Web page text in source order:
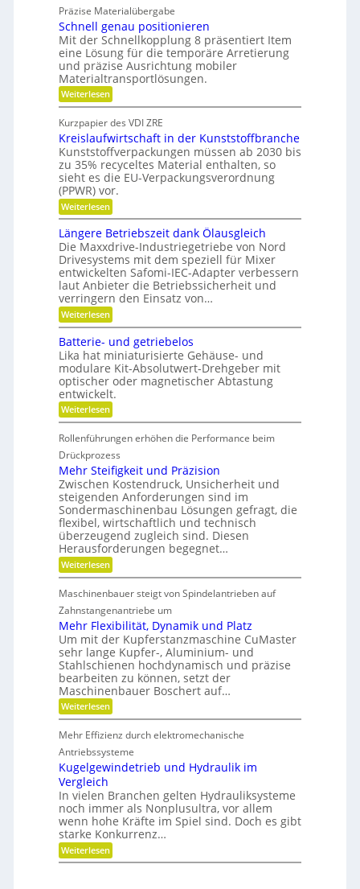
g
e
s
c
h
l
i
f
e
n
s
c
h
e
r
B
e
d
i
e
n
k
n
a
u
f
m
i
t
s
e
c
h
s
F
r
e
h
e
i
s
g
r
a
d
n
r
t
u
n
g
s
f
r
e
e
s
H
y
b
r
i
d
-
K
u
g
e
l
l
a
g
e
r
Präzise Materialübergabe
Schnell genau positionieren
Mit der Schnellkopplung 8 präsentiert Item
eine Lösung für die temporäre Arretierung
und präzise Ausrichtung mobiler
Materialtransportlösungen.
Weiterlesen:
S
h
n
e
l
l
g
e
n
a
u
p
o
s
i
t
i
o
n
i
e
r
e
n
Kurzpapier des VDI ZRE
Kreislaufwirtschaft in der Kunststoffbranche
Kunststoffverpackungen müssen ab 2030 bis
zu 35% recyceltes Material enthalten, so
sieht es die EU-Verpackungsverordnung
(PPWR) vor.
Weiterlesen:
K
r
e
i
s
l
a
u
f
w
i
r
t
s
c
h
a
f
t
n
d
e
r
K
u
n
s
t
s
t
o
f
f
b
r
a
n
c
h
e
Längere Betriebszeit dank Ölausgleich
Die Maxxdrive-Industriegetriebe von Nord
Drivesystems mit dem speziell für Mixer
entwickelten Safomi-IEC-Adapter verbessern
laut Anbieter die Betriebssicherheit und
verringern den Einsatz von…
Weiterlesen:
L
n
g
e
r
e
B
e
t
r
e
b
z
e
i
t
d
a
n
k
l
u
s
g
l
e
i
c
h
Batterie- und getriebelos
Lika hat miniaturisierte Gehäuse- und
modulare Kit-Absolutwert-Drehgeber mit
optischer oder magnetischer Abtastung
entwickelt.
Weiterlesen:
B
t
t
e
r
e
-
u
n
d
g
e
t
r
i
e
b
e
l
o
s
Rollenführungen erhöhen die Performance beim
Drückprozess
Mehr Steifigkeit und Präzision
Zwischen Kostendruck, Unsicherheit und
steigenden Anforderungen sind im
Sondermaschinenbau Lösungen gefragt, die
flexibel, wirtschaftlich und technisch
überzeugend zugleich sind. Diesen
Herausforderungen begegnet…
Weiterlesen:
M
h
r
S
t
e
i
f
i
g
k
e
i
t
n
d
ä
z
i
s
i
o
n
Maschinenbauer steigt von Spindelantrieben auf
Zahnstangenantriebe um
Mehr Flexibilität, Dynamik und Platz
Um mit der Kupferstanzmaschine CuMaster
sehr lange Kupfer-, Aluminium- und
Stahlschienen hochdynamisch und präzise
bearbeiten zu können, setzt der
Maschinenbauer Boschert auf…
Weiterlesen:
M
h
r
F
l
x
i
b
i
l
i
t
Mehr Effizienz durch elektromechanische
Antriebssysteme
Kugelgewindetrieb und Hydraulik im
Vergleich
In vielen Branchen gelten Hydrauliksysteme
noch immer als Nonplusultra, vor allem
wenn hohe Kräfte im Spiel sind. Doch es gibt
starke Konkurrenz…
Weiterlesen:
K